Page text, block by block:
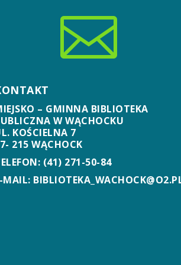

– GMINNA BIBLIOTEKA
W WĄCHOCKU
KOŚCIELNA 7
215 WĄCHOCK
(41) 271-50-84
MAIL: